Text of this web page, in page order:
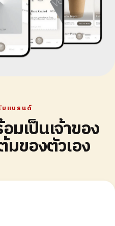
บแบรนด์
เป็นเจ้าของ
ของตัวเอง